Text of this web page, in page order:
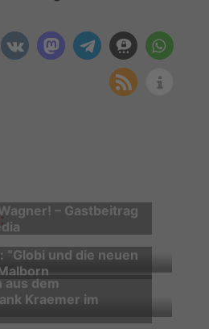
– Gastbeitrag
und die neuen
aus dem
Kraemer im